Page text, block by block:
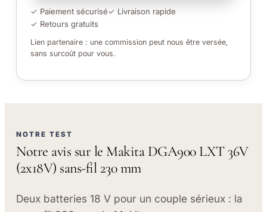
✓ Paiement sécurisé✓ Livraison rapide
✓ Retours gratuits
Lien partenaire : une commission peut nous être versée,
sans surcoût pour vous.
NOTRE TEST
Notre avis sur le Makita DGA900 LXT 36V
(2x18V) sans-fil 230 mm
Deux batteries 18 V pour un couple sérieux : la